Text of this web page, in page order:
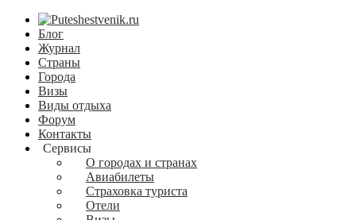
Блог
Журнал
Страны
Города
Визы
Виды отдыха
Форум
Контакты
Сервисы
О городах и странах
Авиабилеты
Страховка туриста
Отели